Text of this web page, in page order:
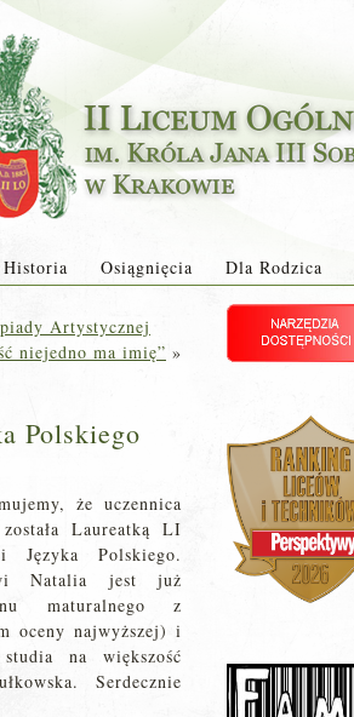
Historia Osiągnięcia Dla Rodzica
Artystycznej
niejedno ma imię” »
Polskiego
że uczennica
została Laureatką LI
Polskiego.
Natalia jest już
maturalnego z
oceny najwyższej) i
na większość
Serdecznie